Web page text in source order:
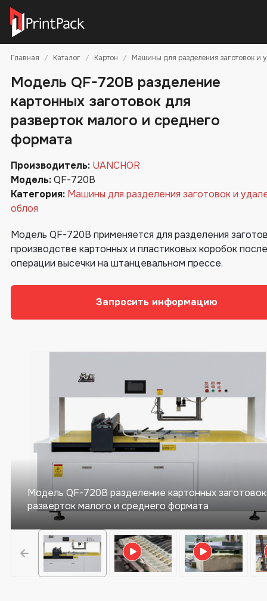
Главная Каталог Картон Машины для разделения заготовок и
Модель QF-720B разделение картонных
разверток малого и среднего формата
Модель QF-720B разделение
картонных заготовок для
разверток малого и среднего
формата
Производитель: UANCHOR
Модель:QF-720B
Категория: Машины для разделения заготовок и
облоя
Модель QF-720B применяется для разделения
производстве картонных и пластиковых коробок после
операции высечки на штанцевальном прессе.
Запросить информацию